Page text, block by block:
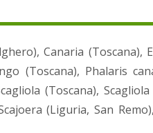
Canaria (Toscana),
(Toscana), Phalaris
(Toscana),
(Liguria, San